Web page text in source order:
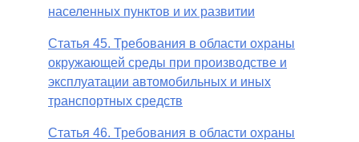
населенных пунктов и их развитии
Статья 45. Требования в области охраны
окружающей среды при производстве и
эксплуатации автомобильных и иных
транспортных средств
Статья 46. Требования в области охраны